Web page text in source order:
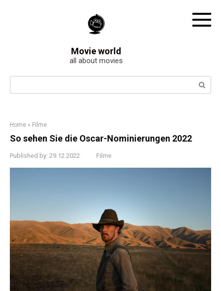
Movie world
all about movies
Search:
Home » Filme
So sehen Sie die Oscar-Nominierungen 2022
Published by: 29.12.2022 Filme